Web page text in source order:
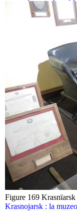
Figure 169 Krasnïarsk
Krasnojarsk : la muzeo